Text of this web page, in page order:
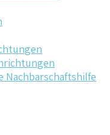
Nachbarschaftshilfe